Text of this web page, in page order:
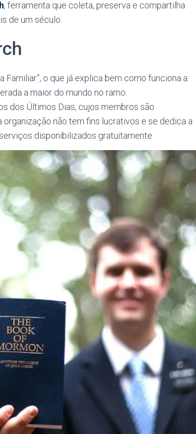
, ferramenta que coleta, preserva e compartilha
de um século.
Familiar”, o que já explica bem como funciona a
a maior do mundo no ramo.
dos Últimos Dias, cujos membros são
organização não tem fins lucrativos e se dedica a
disponibilizados gratuitamente.